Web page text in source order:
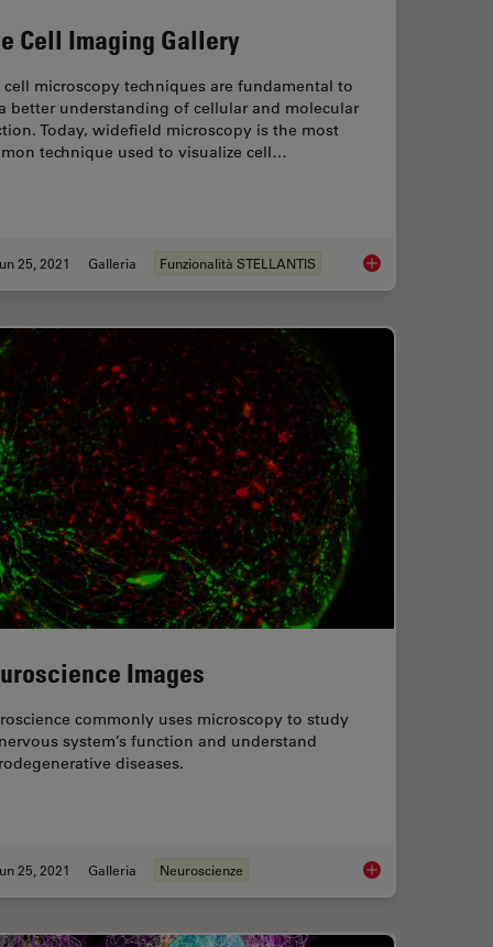
Cell Imaging Gallery
cell microscopy techniques are fundamental to
better understanding of cellular and molecular
Today, widefield microscopy is the most
technique used to visualize cell…
25, 2021 Galleria Funzionalità STELLANTIS Live Cell Imaging
Images
commonly uses microscopy to study
system’s function and understand
diseases.
25, 2021 Galleria Neuroscienze Neuroscience